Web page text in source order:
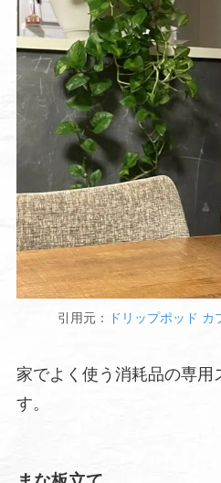
引用元： ドリップポッド
家でよく使う消耗品の専用
す。